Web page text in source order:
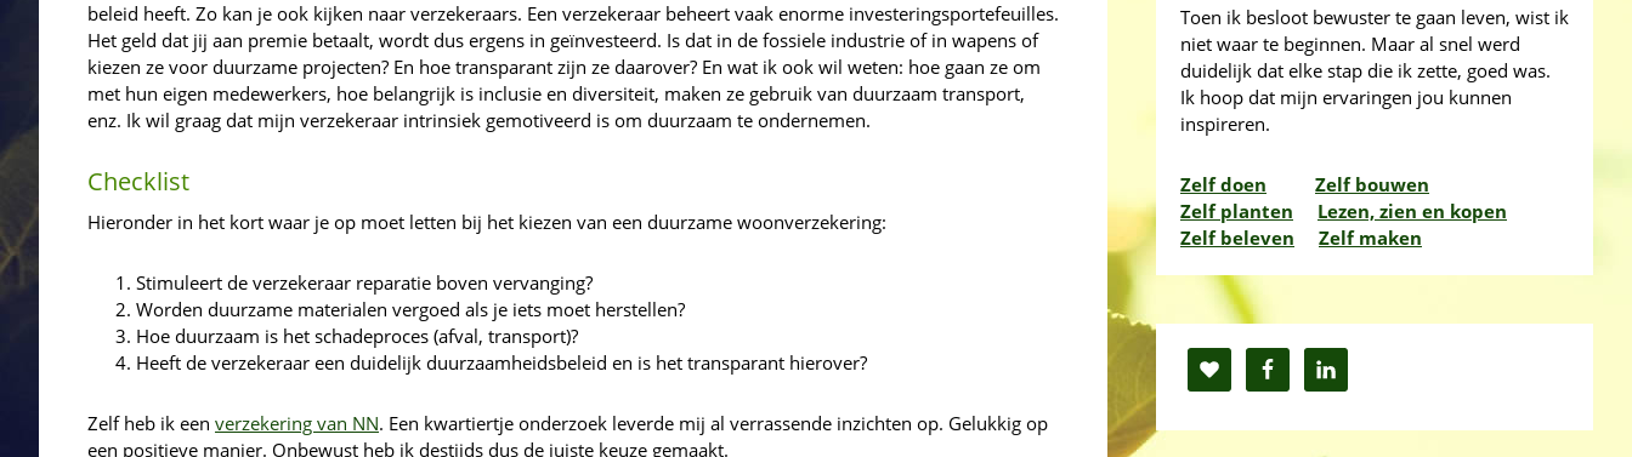
beleid heeft. Zo kan je ook kijken naar verzekeraars. Een verzekeraar beheert vaak enorme investeringsportefeuilles.
Het geld dat jij aan premie betaalt, wordt dus ergens in geïnvesteerd. Is dat in de fossiele industrie of in wapens of
kiezen ze voor duurzame projecten? En hoe transparant zijn ze daarover? En wat ik ook wil weten: hoe gaan ze om
met hun eigen medewerkers, hoe belangrijk is inclusie en diversiteit, maken ze gebruik van duurzaam transport,
enz. Ik wil graag dat mijn verzekeraar intrinsiek gemotiveerd is om duurzaam te ondernemen.
Checklist
Hieronder in het kort waar je op moet letten bij het kiezen van een duurzame woonverzekering:
Stimuleert de verzekeraar reparatie boven vervanging?
Worden duurzame materialen vergoed als je iets moet herstellen?
Hoe duurzaam is het schadeproces (afval, transport)?
Heeft de verzekeraar een duidelijk duurzaamheidsbeleid en is het transparant hierover?
Zelf heb ik een verzekering van NN. Een kwartiertje onderzoek leverde mij al verrassende inzichten op. Gelukkig op
een positieve manier. Onbewust heb ik destijds dus de juiste keuze gemaakt.
Toen ik besloot bewuster te gaan leven, wist ik
niet waar te beginnen. Maar al snel werd
duidelijk dat elke stap die ik zette, goed was.
Ik hoop dat mijn ervaringen jou kunnen
inspireren.
Zelf doen
Zelf bouwen
Zelf planten
Lezen, zien en kopen
Zelf beleven
Zelf maken